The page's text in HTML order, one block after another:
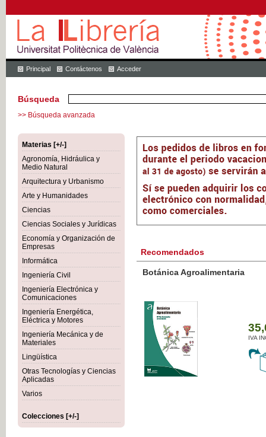
Principal Contáctenos Acceder
Búsqueda
>> Búsqueda avanzada
Materias [+/-]
Agronomía, Hidráulica y
Medio Natural
Arquitectura y Urbanismo
Arte y Humanidades
Ciencias
Ciencias Sociales y Jurídicas
Economía y Organización de
Empresas
Informática
Ingeniería Civil
Ingeniería Electrónica y
Comunicaciones
Ingeniería Energética,
Eléctrica y Motores
Ingeniería Mecánica y de
Materiales
Lingüística
Otras Tecnologías y Ciencias
Aplicadas
Varios
Colecciones [+/-]
Recomendados
Botánica Agroalimentaria
IVA